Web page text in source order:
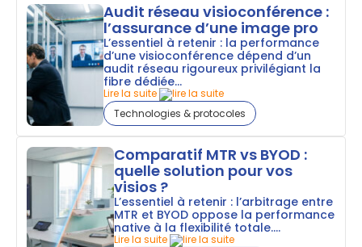
Audit réseau visioconférence :
l’assurance d’une image pro
L’essentiel à retenir : la performance
d’une visioconférence dépend d’un
audit réseau rigoureux privilégiant la
fibre dédiée...
Lire la suite
Technologies & protocoles
Comparatif MTR vs BYOD :
quelle solution pour vos
visios ?
L’essentiel à retenir : l’arbitrage entre
MTR et BYOD oppose la performance
native à la flexibilité totale....
Lire la suite